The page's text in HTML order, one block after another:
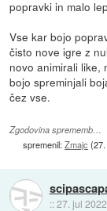
popravki in malo
Vse kar bojo
čisto nove igre z
novo animirali like,
bojo spreminjali
čez vse.
Zgodovina sprememb…
spremenil:Zmajc (
::27. jul